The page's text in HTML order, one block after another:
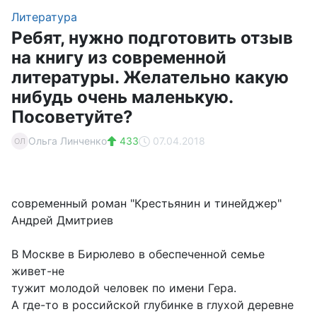
Литература
Ребят, нужно подготовить отзыв
на книгу из современной
литературы. Желательно какую
нибудь очень маленькую.
Посоветуйте?
ОЛ Ольга Линченко 433 07.04.2018
современный роман "Крестьянин и тинейджер"
Андрей Дмитриев
В Москве в Бирюлево в обеспеченной семье
живет-не
тужит молодой человек по имени Гера.
А где-то в российской глубинке в глухой деревне